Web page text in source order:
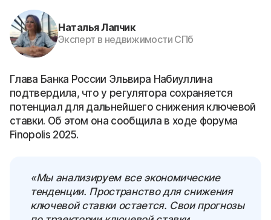
Наталья Лапчик
Эксперт в недвижимости СПб
Глава Банка России Эльвира Набиуллина
подтвердила, что у регулятора сохраняется
потенциал для дальнейшего снижения ключевой
ставки. Об этом она сообщила в ходе форума
Finopolis 2025.
«Мы анализируем все экономические
тенденции. Пространство для снижения
ключевой ставки остается. Свои прогнозы